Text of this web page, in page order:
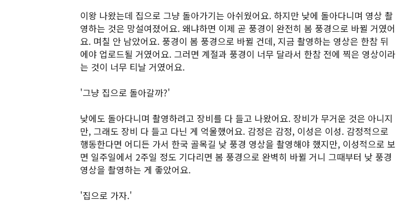
이왕 나왔는데 집으로 그냥 돌아가기는 아쉬웠어요. 하지만 낮에 돌아다니며 영상 촬
영하는 것은 망설여졌어요. 왜냐하면 이제 곧 풍경이 완전히 봄 풍경으로 바뀔 거였어
요. 며칠 안 남았어요. 풍경이 봄 풍경으로 바뀔 건데, 지금 촬영하는 영상은 한참 뒤
에야 업로드될 거였어요. 그러면 계절과 풍경이 너무 달라서 한참 전에 찍은 영상이라
는 것이 너무 티날 거였어요.
'그냥 집으로 돌아갈까?'
낮에도 돌아다니며 촬영하려고 장비를 다 들고 나왔어요. 장비가 무거운 것은 아니지
만, 그래도 장비 다 들고 다닌 게 억울했어요. 감정은 감정, 이성은 이성. 감정적으로
행동한다면 어디든 가서 한국 골목길 낮 풍경 영상을 촬영해야 했지만, 이성적으로 보
면 일주일에서 2주일 정도 기다리면 봄 풍경으로 완벽히 바뀔 거니 그때부터 낮 풍경
영상을 촬영하는 게 좋았어요.
'집으로 가자.'